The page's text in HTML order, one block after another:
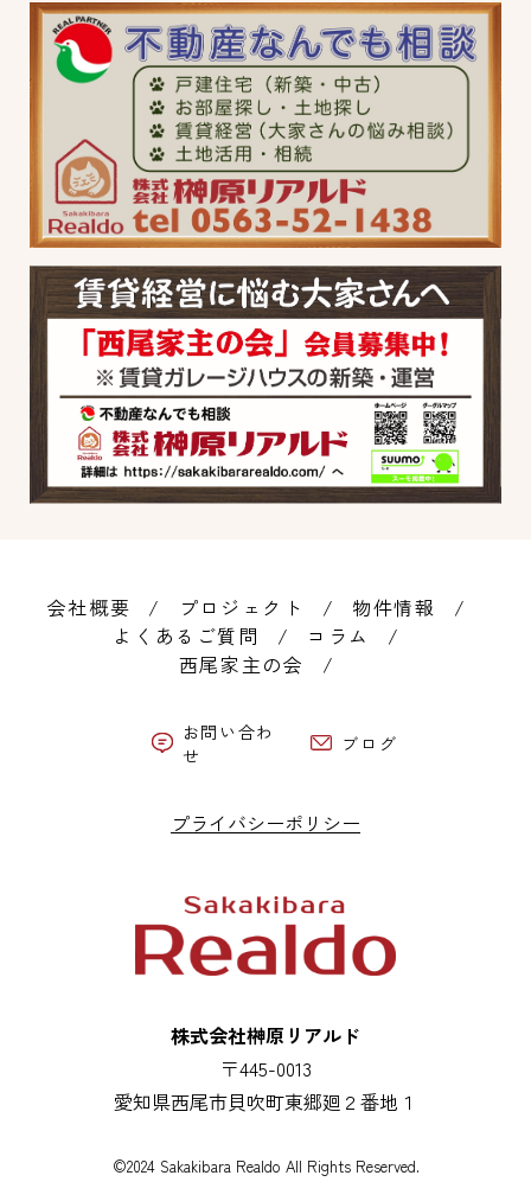
株式会社榊原リアルド
〒445-0013
愛知県西尾市貝吹町東郷廻２番地１
©2024 Sakakibara Realdo All Rights Reserved.
会社概要 プロジェクト
物件情報
よくあるご質問
コラム
西尾家主の会
お問い合わ
せ
ブログ
プライバシーポリシー